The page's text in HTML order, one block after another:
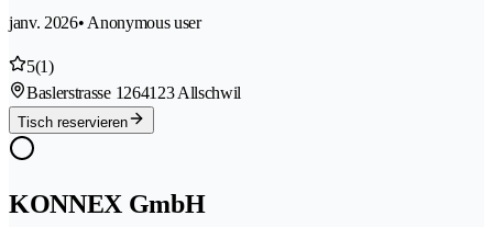
janv. 2026• Anonymous user
5(1)
Baslerstrasse 1264123 Allschwil
Tisch reservieren
KONNEX GmbH